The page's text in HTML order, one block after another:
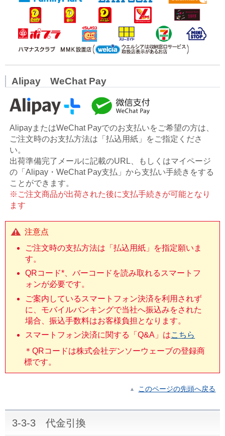
Alipay WeChat Pay
AlipayまたはWeChat Payでのお支払いをご希望の方は、
ご注文時のお支払方法は「払込用紙」をご指定くださ
い。
出荷準備完了メールに記載のURL、もしくはマイページ
の「Alipay・WeChat Pay支払」から支払い手続きをする
ことができます。
※ご注文商品が出荷された後に支払手続きが可能となり
ます
注意点
ご注文時の支払方法は「払込用紙」を指定願いま
す。
QRコード*、バーコードを読み取れるスマートフ
ォンが必要です。
ご案内しているスマートフォン決済を利用されず
に、モバイルバンキングで当社へ振込みをされた
場合、振込手数料はお客様負担となります。
スマートフォン決済に関する「Q&A」はこちら
＊QRコードは株式会社デンソーウェーブの登録商
標です。
このページの先頭へ戻る
3-3-3 代金引換